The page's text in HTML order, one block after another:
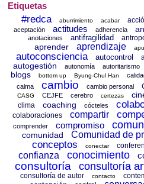
Etiquetas
#redca aburrimiento acabar
aceptación actitudes adherencia
anotaciones antifragilidad
aprender aprendizaje
autoconsciencia autocontrol
autogestión autonomía autoritarismo
blogs bottom up Byung-Chul Han
calma cambio cambio personal
CASG CEJFE cerebro certezas
clima coaching cócteles
colaboraciones compartir
comprender compromiso
comunidad Comunidad de
conceptos conectar
confianza conocimiento
consultoría consultoría
consultoría de autor contacto